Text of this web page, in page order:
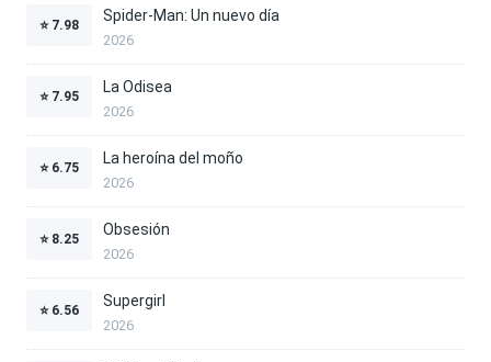
⭐ 7.98
Spider-Man: Un nuevo día
2026
⭐ 7.95
La Odisea
2026
⭐ 6.75
La heroína del moño
2026
⭐ 8.25
Obsesión
2026
⭐ 6.56
Supergirl
2026